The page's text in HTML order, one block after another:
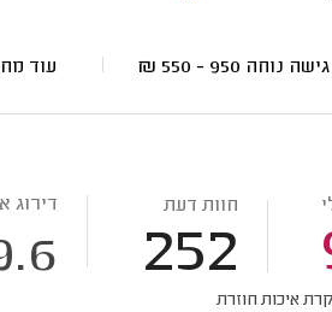
גישה נוחה 950 - 550
₪ עוד
חוות דעת
252
דירוג
איכות חוזרת